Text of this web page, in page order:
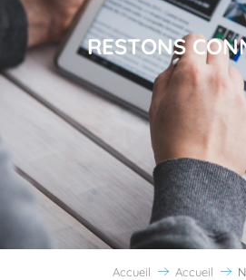
RESTONS
Accueil Accueil